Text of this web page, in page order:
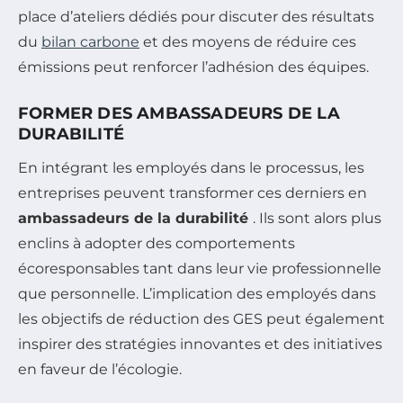
place d’ateliers dédiés pour discuter des résultats
du bilan carbone et des moyens de réduire ces
émissions peut renforcer l’adhésion des équipes.
FORMER DES AMBASSADEURS DE LA
DURABILITÉ
En intégrant les employés dans le processus, les
entreprises peuvent transformer ces derniers en
ambassadeurs de la durabilité . Ils sont alors plus
enclins à adopter des comportements
écoresponsables tant dans leur vie professionnelle
que personnelle. L’implication des employés dans
les objectifs de réduction des GES peut également
inspirer des stratégies innovantes et des initiatives
en faveur de l’écologie.